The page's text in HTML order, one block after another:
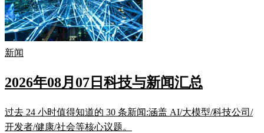
新闻
2026年08月07日科技与新闻汇总
过去 24 小时值得知道的 30 条新闻:涵盖 AI/大模型/科技公司/
开发者/健康/社会等核心议题。